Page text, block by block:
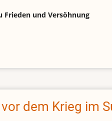
Frieden und Versöhnung
dem Krieg im